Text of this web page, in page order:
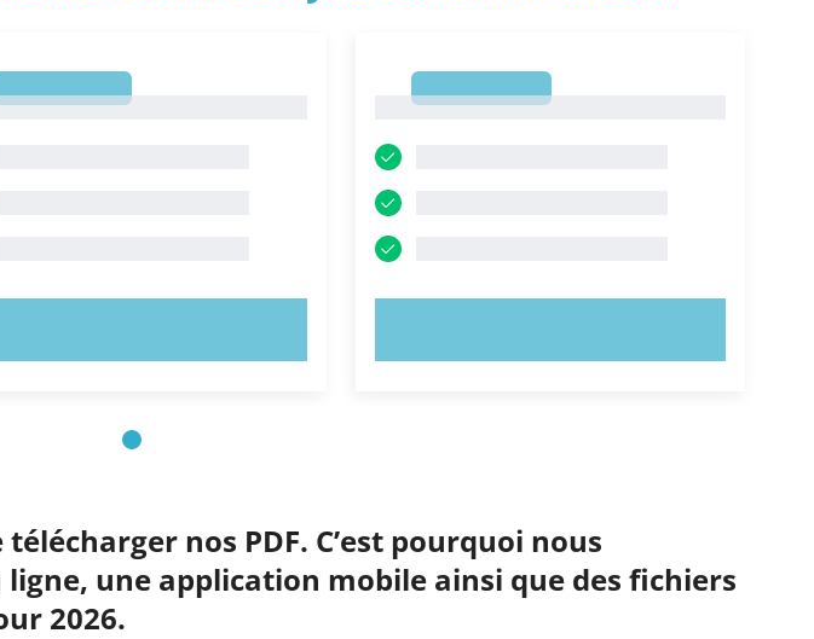
nos PDF. C’est pourquoi nous
une application mobile ainsi que des fichiers
2026.